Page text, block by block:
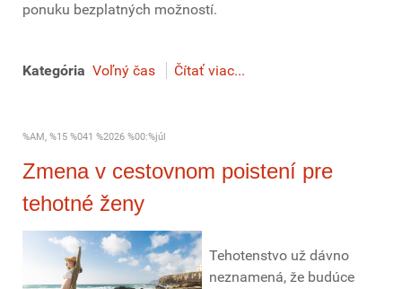
ponuku bezplatných možností.
Kategória Voľný čas Čítať viac...
%AM, %15 %041 %2026 %00:%júl
Zmena v cestovnom poistení pre
tehotné ženy
Tehotenstvo už dávno
neznamená, že budúce